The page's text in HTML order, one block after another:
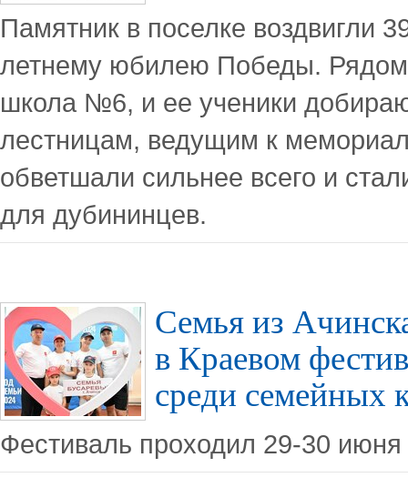
Памятник в поселке воздвигли
летнему юбилею Победы. Рядом
школа №6, и ее ученики
лестницам, ведущим к
обветшали сильнее всего и
для дубининцев.
Семья из
в Краевом
среди семейных
Фестиваль проходил 29-30 июня